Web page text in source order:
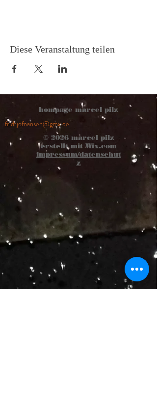
Diese Veranstaltung teilen
hompage marcel pilz
fridtjofnansen@gmx.de
© 2026marcel pilz
erstellt mitWix.com
impressum/datenschut
z